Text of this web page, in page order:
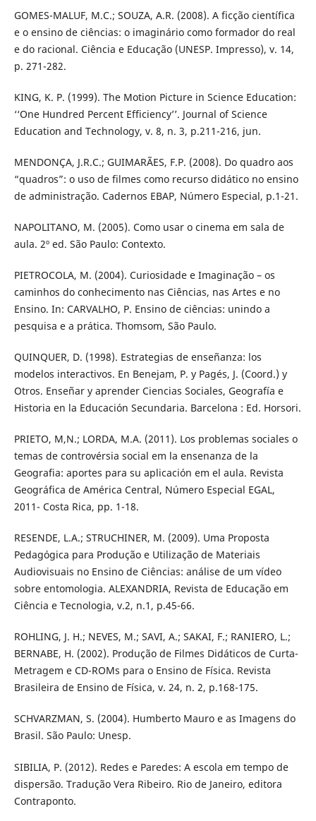
GOMES-MALUF, M.C.; SOUZA, A.R. (2008). A ficção científica
e o ensino de ciências: o imaginário como formador do real
e do racional. Ciência e Educação (UNESP. Impresso), v. 14,
p. 271-282.
KING, K. P. (1999). The Motion Picture in Science Education:
‘‘One Hundred Percent Efficiency’’. Journal of Science
Education and Technology, v. 8, n. 3, p.211-216, jun.
MENDONÇA, J.R.C.; GUIMARÃES, F.P. (2008). Do quadro aos
“quadros”: o uso de filmes como recurso didático no ensino
de administração. Cadernos EBAP, Número Especial, p.1-21.
NAPOLITANO, M. (2005). Como usar o cinema em sala de
aula. 2º ed. São Paulo: Contexto.
PIETROCOLA, M. (2004). Curiosidade e Imaginação – os
caminhos do conhecimento nas Ciências, nas Artes e no
Ensino. In: CARVALHO, P. Ensino de ciências: unindo a
pesquisa e a prática. Thomsom, São Paulo.
QUINQUER, D. (1998). Estrategias de enseñanza: los
modelos interactivos. En Benejam, P. y Pagés, J. (Coord.) y
Otros. Enseñar y aprender Ciencias Sociales, Geografía e
Historia en la Educación Secundaria. Barcelona : Ed. Horsori.
PRIETO, M,N.; LORDA, M.A. (2011). Los problemas sociales o
temas de controvérsia social em la ensenanza de la
Geografia: aportes para su aplicación em el aula. Revista
Geográfica de América Central, Número Especial EGAL,
2011- Costa Rica, pp. 1-18.
RESENDE, L.A.; STRUCHINER, M. (2009). Uma Proposta
Pedagógica para Produção e Utilização de Materiais
Audiovisuais no Ensino de Ciências: análise de um vídeo
sobre entomologia. ALEXANDRIA, Revista de Educação em
Ciência e Tecnologia, v.2, n.1, p.45-66.
ROHLING, J. H.; NEVES, M.; SAVI, A.; SAKAI, F.; RANIERO, L.;
BERNABE, H. (2002). Produção de Filmes Didáticos de Curta-
Metragem e CD-ROMs para o Ensino de Física. Revista
Brasileira de Ensino de Física, v. 24, n. 2, p.168-175.
SCHVARZMAN, S. (2004). Humberto Mauro e as Imagens do
Brasil. São Paulo: Unesp.
SIBILIA, P. (2012). Redes e Paredes: A escola em tempo de
dispersão. Tradução Vera Ribeiro. Rio de Janeiro, editora
Contraponto.